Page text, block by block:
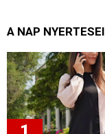
A NAP NYERTESEI